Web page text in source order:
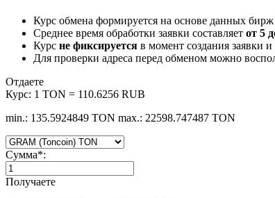
Курс обмена формируется на основе данных бирж
Среднее время обработки заявки составляет от 5
Курс не фиксируется в момент создания заявки
Для проверки адреса перед обменом можно
Отдаете
Курс: 1 TON = 110.6256 RUB
min.: 135.5924849 TON max.: 22598.747487 TON
Сумма*:
Получаете